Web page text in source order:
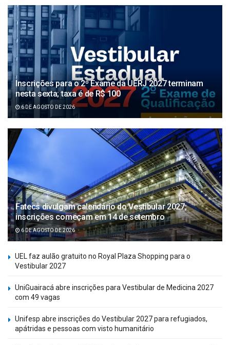
Inscrições para o 2º Exame da UERJ 2027 terminam
nesta sexta; taxa é de R$ 100
6 DE AGOSTO DE 2026
Fatecs divulgam calendário do Vestibular 2027;
inscrições começam em 14 de setembro
6 DE AGOSTO DE 2026
UEL faz aulão gratuito no Royal Plaza Shopping para o
Vestibular 2027
UniGuairacá abre inscrições para Vestibular de Medicina 2027
com 49 vagas
Unifesp abre inscrições do Vestibular 2027 para refugiados,
apátridas e pessoas com visto humanitário